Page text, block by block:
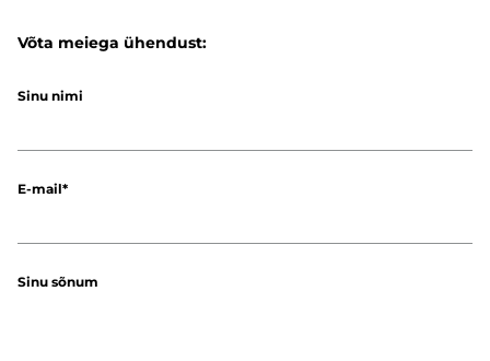
Võta meiega ühendust:
Sinu nimi
E-mail
Sinu sõnum